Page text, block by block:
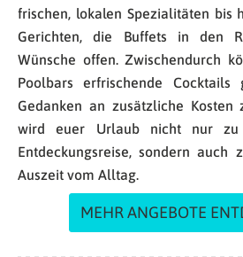
frischen, lokalen Spezialitäten bis
Gerichten, die Buffets in den
Wünsche offen. Zwischendurch
Poolbars erfrischende Cocktails
Gedanken an zusätzliche Kosten
wird euer Urlaub nicht nur zu
Entdeckungsreise, sondern auch
Auszeit vom Alltag.
MEHR ANGEBOTE